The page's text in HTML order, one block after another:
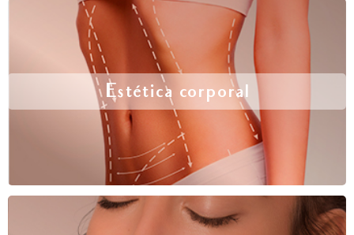
Estética corporal